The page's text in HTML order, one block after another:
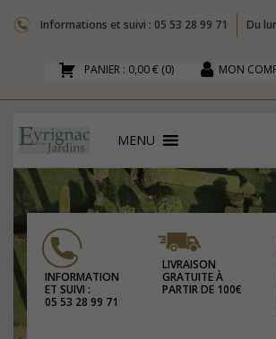
Informations et suivi : 05 53 28 99 71 Du
PANIER : 0,00 € (0) MON
MENU
INFORMATION
ET SUIVI :
05 53 28 99 71
LIVRAISON
GRATUITE À
PARTIR DE 100€